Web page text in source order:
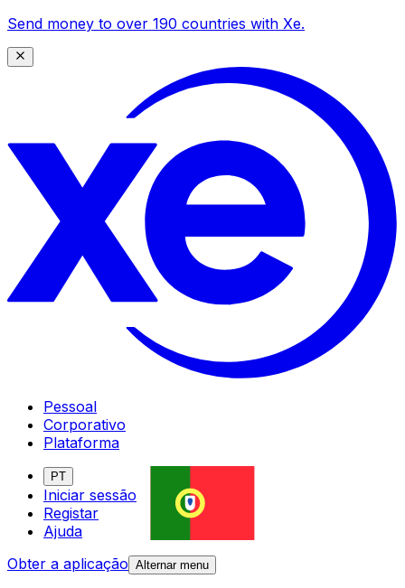
Send money to over 190 countries with Xe.
Pessoal
Corporativo
Plataforma
PT
Iniciar sessão
Registar
Ajuda
Obter a aplicação Alternar menu